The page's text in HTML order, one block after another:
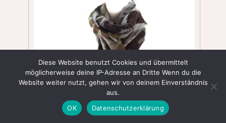
Diese Website benutzt Cookies und übermittelt
möglicherweise deine IP-Adresse an Dritte Wenn du die
Website weiter nutzt, gehen wir von deinem Einverständnis
aus.
OK
Datenschutzerklärung